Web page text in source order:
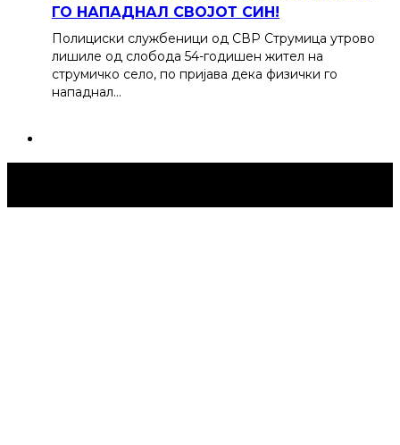
ГО НАПАДНАЛ СВОЈОТ СИН!
Полициски службеници од СВР Струмица утрово
лишиле од слобода 54-годишен жител на
струмичко село, по пријава дека физички го
нападнал…